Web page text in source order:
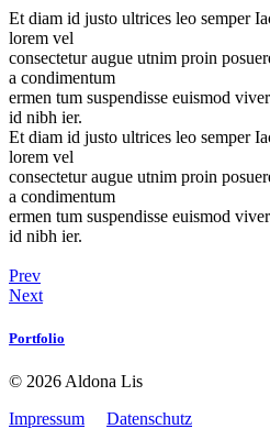
Et diam id justo ultrices leo semper
lorem vel
consectetur augue utnim proin
a condimentum
ermen tum suspendisse euismod
id nibh ier.
Et diam id justo ultrices leo semper
lorem vel
consectetur augue utnim proin
a condimentum
ermen tum suspendisse euismod
id nibh ier.
Prev
Next
Portfolio
© 2026 Aldona Lis
Impressum
Datenschutz